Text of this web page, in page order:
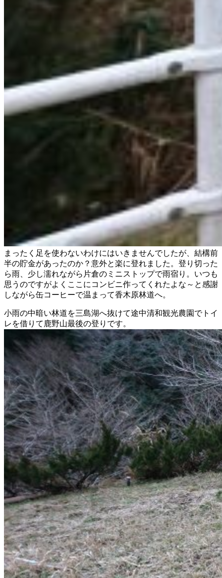
まったく足を使わないわけにはいきませんでしたが、結構前
半の貯金があったのか？意外と楽に登れました。登り切った
ら雨、少し濡れながら片倉のミニストップで雨宿り。いつも
思うのですがよくここにコンビニ作ってくれたよな～と感謝
しながら缶コーヒーで温まって香木原林道へ。
小雨の中暗い林道を三島湖へ抜けて途中清和観光農園でトイ
レを借りて鹿野山最後の登りです。